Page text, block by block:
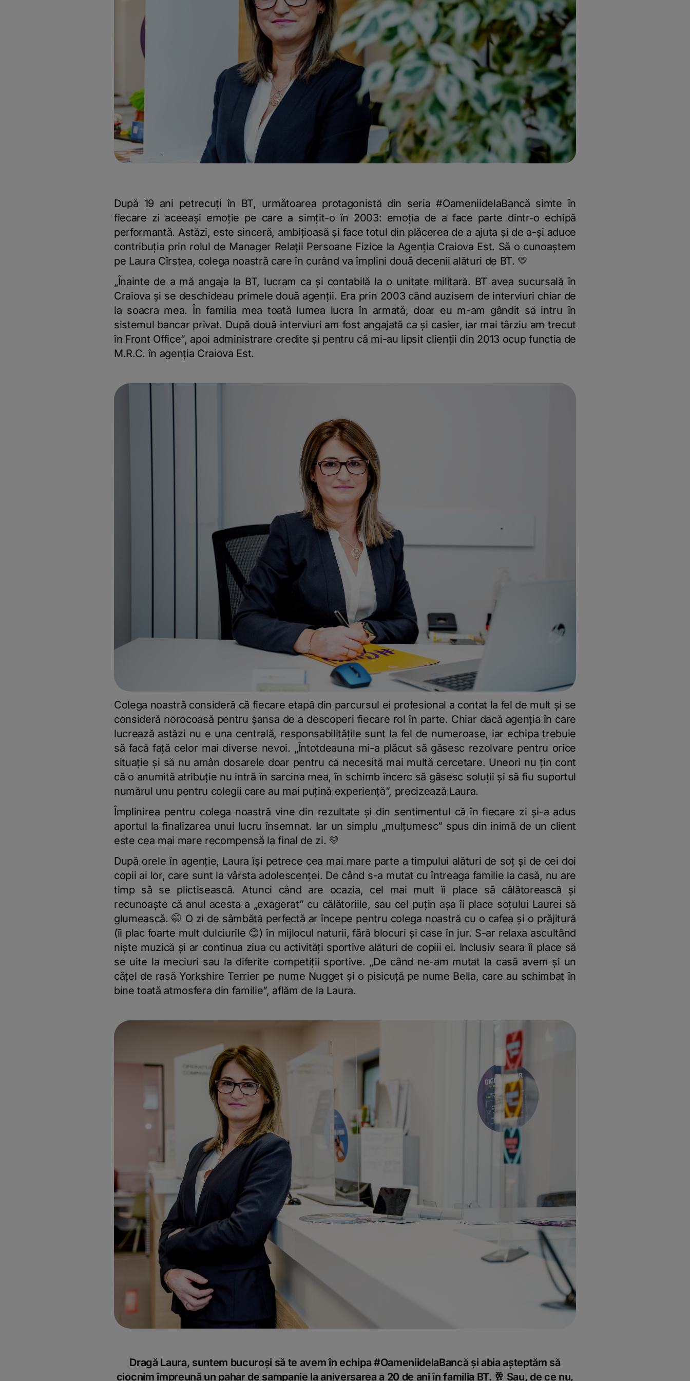
După 19 ani petrecuți în BT, următoarea protagonistă din seria #OameniidelaBancă simte în
fiecare zi aceeași emoție pe care a simțit-o în 2003: emoția de a face parte dintr-o echipă
performantă. Astăzi, este sinceră, ambițioasă și face totul din plăcerea de a ajuta și de a-și aduce
contribuția prin rolul de Manager Relații Persoane Fizice la Agenția Craiova Est. Să o cunoaștem
pe Laura Cîrstea, colega noastră care în curând va împlini două decenii alături de BT. 💛
„Înainte de a mă angaja la BT, lucram ca și contabilă la o unitate militară. BT avea sucursală în
Craiova și se deschideau primele două agenții. Era prin 2003 când auzisem de interviuri chiar de
la soacra mea. În familia mea toată lumea lucra în armată, doar eu m-am gândit să intru în
sistemul bancar privat. După două interviuri am fost angajată ca și casier, iar mai târziu am trecut
în Front Office”, apoi administrare credite și pentru că mi-au lipsit clienții din 2013 ocup functia de
M.R.C. în agenția Craiova Est.
Colega noastră consideră că fiecare etapă din parcursul ei profesional a contat la fel de mult și se
consideră norocoasă pentru șansa de a descoperi fiecare rol în parte. Chiar dacă agenția în care
lucrează astăzi nu e una centrală, responsabilitățile sunt la fel de numeroase, iar echipa trebuie
să facă față celor mai diverse nevoi. „Întotdeauna mi-a plăcut să găsesc rezolvare pentru orice
situație și să nu amân dosarele doar pentru că necesită mai multă cercetare. Uneori nu țin cont
că o anumită atribuție nu intră în sarcina mea, în schimb încerc să găsesc soluții și să fiu suportul
numărul unu pentru colegii care au mai puțină experiență”, precizează Laura.
Împlinirea pentru colega noastră vine din rezultate și din sentimentul că în fiecare zi și-a adus
aportul la finalizarea unui lucru însemnat. Iar un simplu „mulțumesc” spus din inimă de un client
este cea mai mare recompensă la final de zi. 💛
După orele în agenție, Laura își petrece cea mai mare parte a timpului alături de soț și de cei doi
copii ai lor, care sunt la vârsta adolescenței. De când s-a mutat cu întreaga familie la casă, nu are
timp să se plictisească. Atunci când are ocazia, cel mai mult îi place să călătorească și
recunoaște că anul acesta a „exagerat” cu călătoriile, sau cel puțin așa îi place soțului Laurei să
glumească. 🤭 O zi de sâmbătă perfectă ar începe pentru colega noastră cu o cafea și o prăjitură
(îi plac foarte mult dulciurile 😊) în mijlocul naturii, fără blocuri și case în jur. S-ar relaxa ascultând
niște muzică și ar continua ziua cu activități sportive alături de copiii ei. Inclusiv seara îi place să
se uite la meciuri sau la diferite competiții sportive. „De când ne-am mutat la casă avem și un
cățel de rasă Yorkshire Terrier pe nume Nugget și o pisicuță pe nume Bella, care au schimbat în
bine toată atmosfera din familie”, aflăm de la Laura.
Dragă Laura, suntem bucuroși să te avem în echipa #OameniidelaBancă și abia așteptăm să
ciocnim împreună un pahar de șampanie la aniversarea a 20 de ani în familia BT. 🥂 Sau, de ce nu,